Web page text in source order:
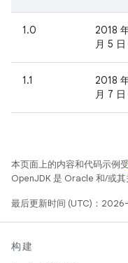
1.0
2018
月 5 日
1.1
2018
月 7 日
本页面上的内容和代码示例受
OpenJDK 是 Oracle 和/或其
最后更新时间 (UTC)：2026-
构建